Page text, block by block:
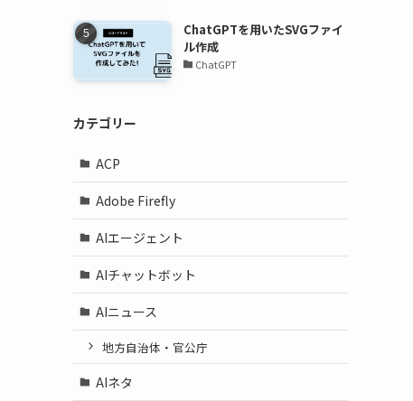
ChatGPTを用いたSVGファイ
ル作成
ChatGPT
カテゴリー
ACP
Adobe Firefly
AIエージェント
AIチャットボット
AIニュース
地方自治体・官公庁
AIネタ